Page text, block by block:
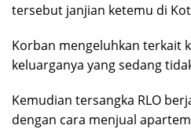
tersebut janjian ketemu di
Korban mengeluhkan terkait
keluarganya yang sedang
Kemudian tersangka RLO
dengan cara menjual